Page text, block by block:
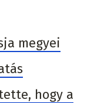
megyei
hogy a